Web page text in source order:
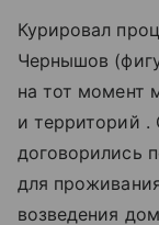
Курировал
Чернышов
на тот момент
и территорий .
договорились
для
возведения